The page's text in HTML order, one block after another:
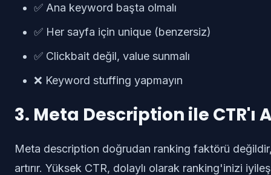
✅ Ana keyword başta olmalı
✅ Her sayfa için unique (benzersiz)
✅ Clickbait değil, value sunmalı
❌ Keyword stuffing yapmayın
3. Meta Description ile CTR'ı
Meta description doğrudan ranking faktörü
artırır. Yüksek CTR, dolaylı olarak ranking'inizi